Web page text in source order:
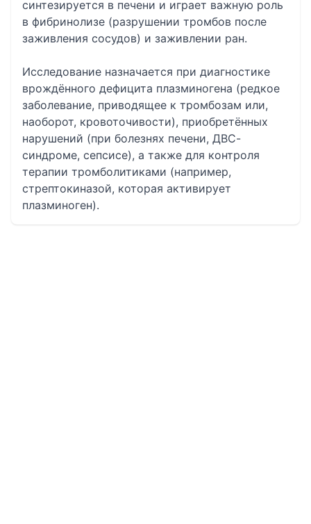
синтезируется в печени и играет важную роль
в фибринолизе (разрушении тромбов после
заживления сосудов) и заживлении ран.
Исследование назначается при диагностике
врождённого дефицита плазминогена (редкое
заболевание, приводящее к тромбозам или,
наоборот, кровоточивости), приобретённых
нарушений (при болезнях печени, ДВС-
синдроме, сепсисе), а также для контроля
терапии тромболитиками (например,
стрептокиназой, которая активирует
плазминоген).